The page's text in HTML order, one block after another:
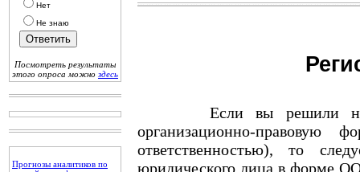
Нет
Не знаю
Посмотреть результаты
этого опроса можно здесь
Прогнозы аналитиков по
Если вы решили
организационно-
ответственностью), то
юридического лица в форме